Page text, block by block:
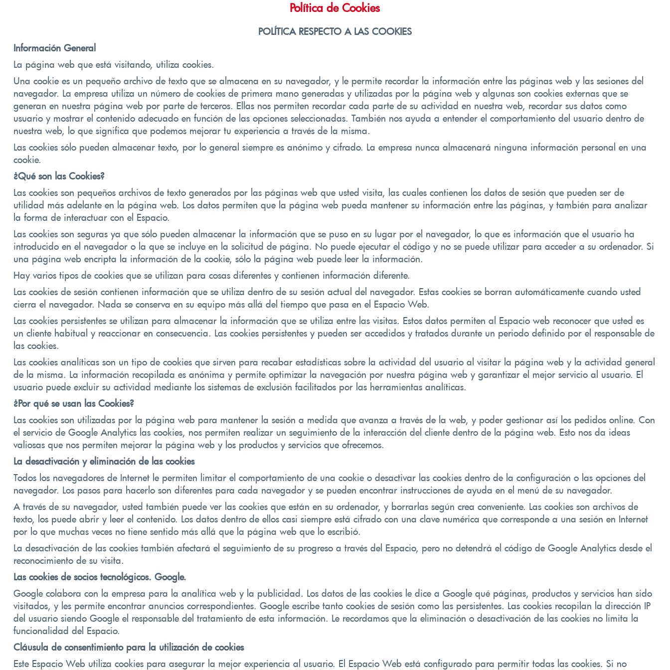
Política de Cookies
POLÍTICA RESPECTO A LAS COOKIES
Información General
La página web que está visitando, utiliza cookies.
Una cookie es un pequeño archivo de texto que se almacena en su navegador, y le permite recordar la información entre las páginas web y las sesiones del
navegador. La empresa utiliza un número de cookies de primera mano generadas y utilizadas por la página web y algunas son cookies externas que se
generan en nuestra página web por parte de terceros. Ellas nos permiten recordar cada parte de su actividad en nuestra web, recordar sus datos como
usuario y mostrar el contenido adecuado en función de las opciones seleccionadas. También nos ayuda a entender el comportamiento del usuario dentro de
nuestra web, lo que significa que podemos mejorar tu experiencia a través de la misma.
Las cookies sólo pueden almacenar texto, por lo general siempre es anónimo y cifrado. La empresa nunca almacenará ninguna información personal en una
cookie.
¿Qué son las Cookies?
Las cookies son pequeños archivos de texto generados por las páginas web que usted visita, las cuales contienen los datos de sesión que pueden ser de
utilidad más adelante en la página web. Los datos permiten que la página web pueda mantener su información entre las páginas, y también para analizar
la forma de interactuar con el Espacio.
Las cookies son seguras ya que sólo pueden almacenar la información que se puso en su lugar por el navegador, lo que es información que el usuario ha
introducido en el navegador o la que se incluye en la solicitud de página. No puede ejecutar el código y no se puede utilizar para acceder a su ordenador. Si
una página web encripta la información de la cookie, sólo la página web puede leer la información.
Hay varios tipos de cookies que se utilizan para cosas diferentes y contienen información diferente.
Las cookies de sesión contienen información que se utiliza dentro de su sesión actual del navegador. Estas cookies se borran automáticamente cuando usted
cierra el navegador. Nada se conserva en su equipo más allá del tiempo que pasa en el Espacio Web.
Las cookies persistentes se utilizan para almacenar la información que se utiliza entre las visitas. Estos datos permiten al Espacio web reconocer que usted es
un cliente habitual y reaccionar en consecuencia. Las cookies persistentes y pueden ser accedidos y tratados durante un periodo definido por el responsable de
las cookies.
Las cookies analíticas son un tipo de cookies que sirven para recabar estadísticas sobre la actividad del usuario al visitar la página web y la actividad general
de la misma. La información recopilada es anónima y permite optimizar la navegación por nuestra página web y garantizar el mejor servicio al usuario. El
usuario puede excluir su actividad mediante los sistemas de exclusión facilitados por las herramientas analíticas.
¿Por qué se usan las Cookies?
Las cookies son utilizadas por la página web para mantener la sesión a medida que avanza a través de la web, y poder gestionar así los pedidos online. Con
el servicio de Google Analytics las cookies, nos permiten realizar un seguimiento de la interacción del cliente dentro de la página web. Esto nos da ideas
valiosas que nos permiten mejorar la página web y los productos y servicios que ofrecemos.
La desactivación y eliminación de las cookies
Todos los navegadores de Internet le permiten limitar el comportamiento de una cookie o desactivar las cookies dentro de la configuración o las opciones del
navegador. Los pasos para hacerlo son diferentes para cada navegador y se pueden encontrar instrucciones de ayuda en el menú de su navegador.
A través de su navegador, usted también puede ver las cookies que están en su ordenador, y borrarlas según crea conveniente. Las cookies son archivos de
texto, los puede abrir y leer el contenido. Los datos dentro de ellos casi siempre está cifrado con una clave numérica que corresponde a una sesión en Internet
por lo que muchas veces no tiene sentido más allá que la página web que lo escribió.
La desactivación de las cookies también afectará el seguimiento de su progreso a través del Espacio, pero no detendrá el código de Google Analytics desde el
reconocimiento de su visita.
Las cookies de socios tecnológicos. Google.
Google colabora con la empresa para la analítica web y la publicidad. Los datos de las cookies le dice a Google qué páginas, productos y servicios han sido
visitados, y les permite encontrar anuncios correspondientes. Google escribe tanto cookies de sesión como las persistentes. Las cookies recopilan la dirección IP
del usuario siendo Google el responsable del tratamiento de esta información. Le recordamos que la eliminación o desactivación de las cookies no limita la
funcionalidad del Espacio.
Cláusula de consentimiento para la utilización de cookies
Este Espacio Web utiliza cookies para asegurar la mejor experiencia al usuario. El Espacio Web está configurado para permitir todas las cookies. Si no